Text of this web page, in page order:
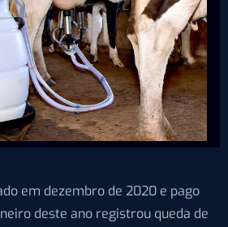
em dezembro de 2020 e pago
deste ano registrou queda de